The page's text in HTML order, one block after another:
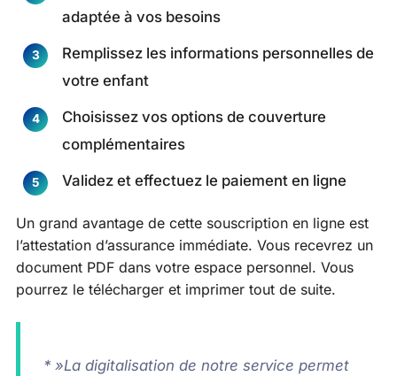
adaptée à vos besoins
Remplissez les informations personnelles de
votre enfant
Choisissez vos options de couverture
complémentaires
Validez et effectuez le paiement en ligne
Un grand avantage de cette souscription en ligne est
l’attestation d’assurance immédiate. Vous recevrez un
document PDF dans votre espace personnel. Vous
pourrez le télécharger et imprimer tout de suite.
* »La digitalisation de notre service permet